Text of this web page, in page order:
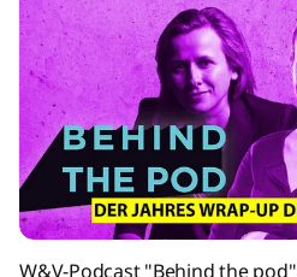
W&V-Podcast "Behind the pod"